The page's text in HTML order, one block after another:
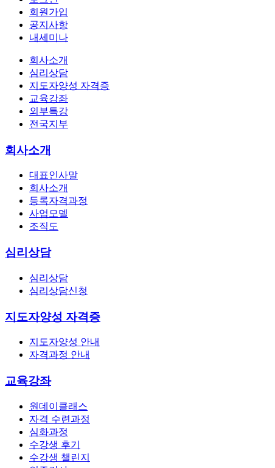
회원가입
공지사항
내세미나
회사소개
심리상담
지도자양성 자격증
교육강좌
외부특강
전국지부
회사소개
대표인사말
회사소개
등록자격과정
사업모델
조직도
심리상담
심리상담
심리상담신청
지도자양성 자격증
지도자양성 안내
자격과정 안내
교육강좌
원데이클래스
자격 수련과정
심화과정
수강생 후기
수강생 챌린지